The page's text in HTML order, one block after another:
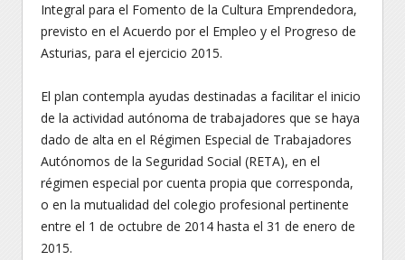
Integral para el Fomento de la Cultura Emprendedora,
previsto en el Acuerdo por el Empleo y el Progreso de
Asturias, para el ejercicio 2015.
El plan contempla ayudas destinadas a facilitar el inicio
de la actividad autónoma de trabajadores que se haya
dado de alta en el Régimen Especial de Trabajadores
Autónomos de la Seguridad Social (RETA), en el
régimen especial por cuenta propia que corresponda,
o en la mutualidad del colegio profesional pertinente
entre el 1 de octubre de 2014 hasta el 31 de enero de
2015.